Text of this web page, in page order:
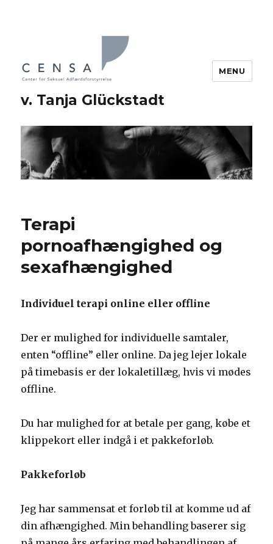
v. Tanja Glückstadt
MENU
Terapi
pornoafhængighed og
sexafhængighed
Individuel terapi online eller offline
Der er mulighed for individuelle samtaler,
enten “offline” eller online. Da jeg lejer lokale
på timebasis er der lokaletillæg, hvis vi mødes
offline.
Du har mulighed for at betale per gang, købe et
klippekort eller indgå i et pakkeforløb.
Pakkeforløb
Jeg har sammensat et forløb til at komme ud af
din afhængighed. Min behandling baserer sig